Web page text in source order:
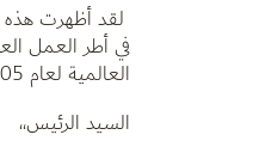
لقد أظهرت هذه
في أطر العمل
العالمية لعام 2005، وهو الالتزام الذي طالما أكدت عليه دولة الإمارات مثلما نحن نفعل الآن والعديد من الدول الأخرى.
السيد الرئيس،،